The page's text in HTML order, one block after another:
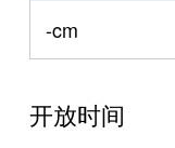
-cm
开放时间